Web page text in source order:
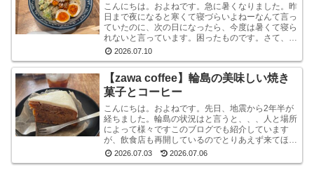
こんにちは。およねです。急に暑くなりました。昨
日まで夜になると寒くて寝づらいよねーなんて言っ
ていたのに、次の日になったら、今度は暑くて寝ら
れないと言っています。困ったものです。さて、先
日金沢へ行ったとき、ひさしぶりにひとりラーメン
2026.07.10
【zawa coffee】輪島の美味しい焼き
菓子とコーヒー
こんにちは。およねです。先日、地震から2年半が
経ちました。輪島の状況はと言うと、、、人と場所
によって様々ですこのブログでも紹介しています
が、飲食店も再開しているのでとりあえず来てほし
いです。宿泊施設は少な目ですが、、、参考サイト
2026.07.03 2026.07.06